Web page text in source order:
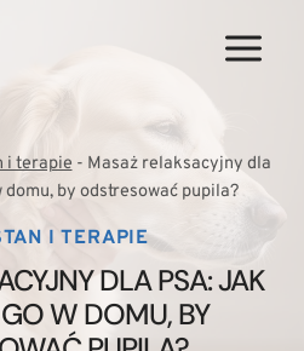
i terapie- Masaż relaksacyjny dla
domu, by odstresować pupila?
I TERAPIE
DLA PSA: JAK
W DOMU, BY